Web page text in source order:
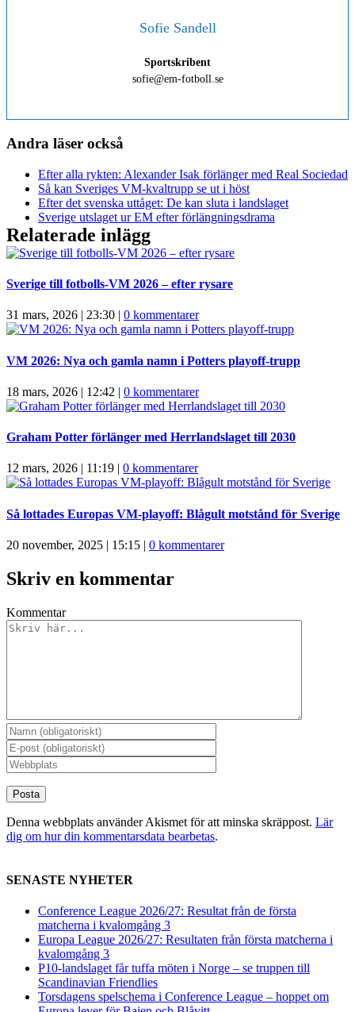
Sofie Sandell
Sportskribent
sofie@em-fotboll.se
Andra läser också
Efter alla rykten: Alexander Isak förlänger med Real Sociedad
Så kan Sveriges VM-kvaltrupp se ut i höst
Efter det svenska uttåget: De kan sluta i landslaget
Sverige utslaget ur EM efter förlängningsdrama
Relaterade inlägg
Sverige till fotbolls-VM 2026 – efter rysare
31 mars, 2026 | 23:30 | 0 kommentarer
VM 2026: Nya och gamla namn i Potters playoff-trupp
18 mars, 2026 | 12:42 | 0 kommentarer
Graham Potter förlänger med Herrlandslaget till 2030
12 mars, 2026 | 11:19 0 kommentarer
Så lottades Europas VM-playoff: Blågult motstånd för Sverige
20 november, 2025 | 15:15 | 0 kommentarer
Skriv en kommentar
Kommentar
Denna webbplats använder Akismet för att minska skräppost. Lär
dig om hur din kommentarsdata bearbetas.
SENASTE NYHETER
Conference League 2026/27: Resultat från de första
matcherna i kvalomgång 3
Europa League 2026/27: Resultaten från första matcherna i
kvalomgång 3
P10-landslaget får tuffa möten i Norge – se truppen till
Scandinavian Friendlies
Torsdagens spelschema i Conference League – hoppet om